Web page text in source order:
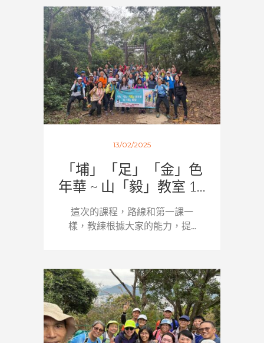
13/02/2025
「埔」「足」「金」色
年華 ~ 山「毅」教室 1...
這次的課程，路線和第一課一
樣，教練根據大家的能力，提...